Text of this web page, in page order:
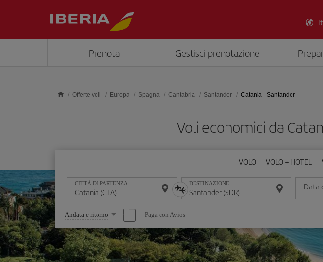
Prenota Gestisci prenotazione
Offerte voli Europa Spagna Cantabria Santander Catania - Santander
Voli economici da
VOLO VOLO + HOTEL
CITTÀ DI PARTENZA DESTINAZIONE Data
Seleziona
un'opzione
Andata e ritorno Paga con Avios